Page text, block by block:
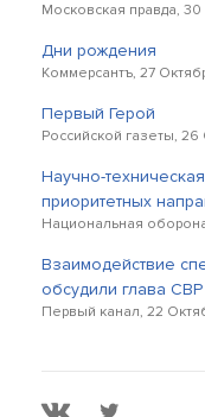
Московская правда,
Дни рождения
Коммерсантъ, 27
Первый Герой
Российской газеты,
Научно-
приоритетных
Национальная
Взаимодействие
обсудили глава
Первый канал, 22